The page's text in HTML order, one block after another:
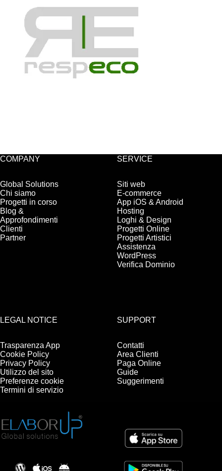
COMPANY
Global Solutions
Chi siamo
Progetti in corso
Blog &
Approfondimenti
Clienti
Partner
SERVICE
Siti web
E-commerce
App iOS & Android
Hosting
Loghi & Design
Progetti Online
Progetti Artistici
Assistenza
WordPress
Verifica Dominio
LEGAL NOTICE
Trasparenza App
Cookie Policy
Privacy Policy
Utilizzo del sito
Preferenze cookie
Termini di servizio
SUPPORT
Contatti
Area Clienti
Paga Online
Guide
Suggerimenti